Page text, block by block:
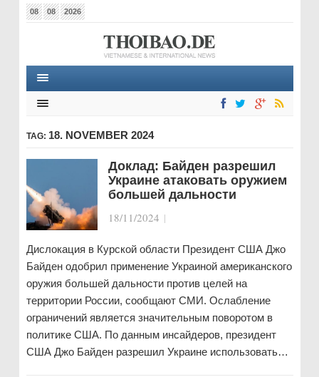
08 08 2026
TAG: 18. NOVEMBER 2024
Доклад: Байден разрешил
Украине атаковать оружием
большей дальности
18/11/2024 |
Дислокация в Курской области Президент США Джо
Байден одобрил применение Украиной американского
оружия большей дальности против целей на
территории России, сообщают СМИ. Ослабление
ограничений является значительным поворотом в
политике США. По данным инсайдеров, президент
США Джо Байден разрешил Украине использовать…